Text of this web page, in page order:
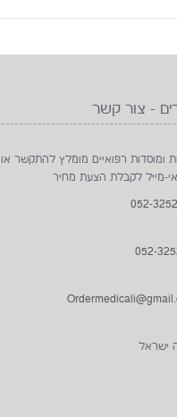
- צור קשר
ומוסדות רפואיים מומלץ להתקשר או
מייל לקבלת הצעת מחיר
ישראל